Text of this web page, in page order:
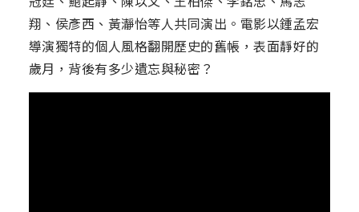
翔、侯彥西、黃瀞怡等人共同演出。電影以鍾孟宏
導演獨特的個人風格翻開歷史的舊帳，表面靜好的
歲月，背後有多少遺忘與秘密？